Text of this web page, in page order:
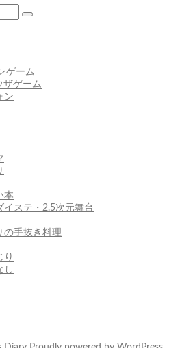
ゲーム
ザゲーム
ン
本
イステ・2.5次元舞台
の手抜き料理
り
し